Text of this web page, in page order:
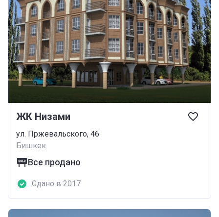
ЖК Низами
ул. Пржевальского, 46
Бишкек
Все продано
Сдано в 2017